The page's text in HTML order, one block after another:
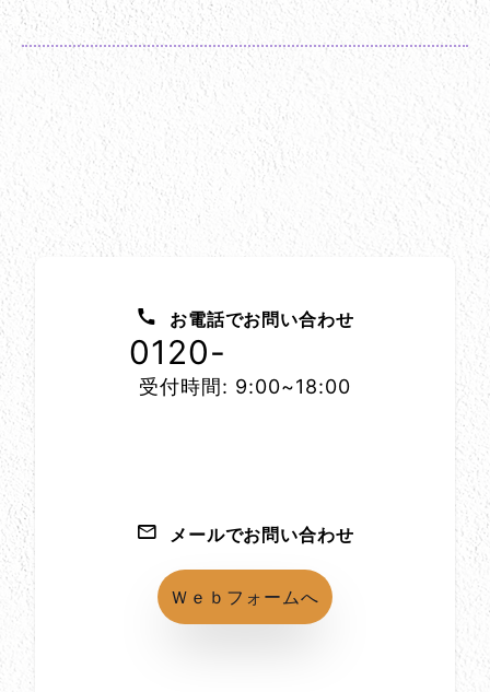
お電話でお問い合わせ
0120-
受付時間: 9:00~18:00
メールでお問い合わせ
Ｗｅｂフォームへ